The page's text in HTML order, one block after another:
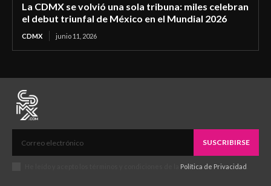
La CDMX se volvió una sola tribuna: miles celebran
el debut triunfal de México en el Mundial 2026
CDMX junio 11, 2026
SUSCRIBIRSE
Política de Privacidad